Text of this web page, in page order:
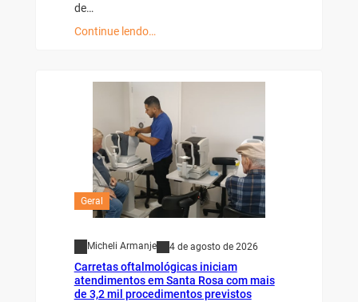
de…
Continue lendo…
Geral
Micheli Armanje 4 de agosto de 2026
Carretas oftalmológicas iniciam
atendimentos em Santa Rosa com mais
de 3,2 mil procedimentos previstos